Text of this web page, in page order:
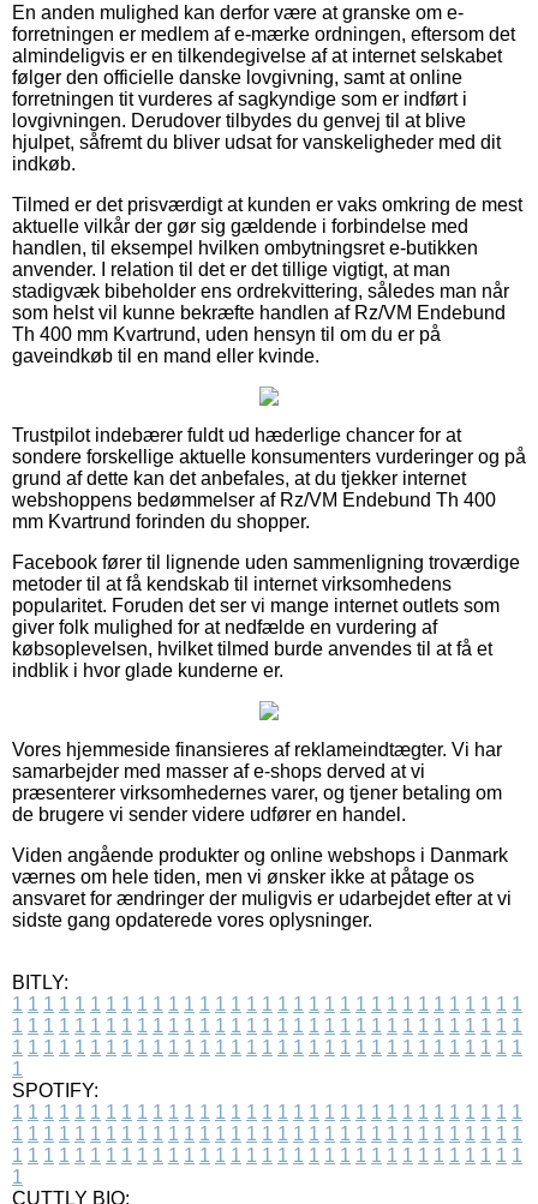
En anden mulighed kan derfor være at granske om e-
forretningen er medlem af e-mærke ordningen, eftersom det
almindeligvis er en tilkendegivelse af at internet selskabet
følger den officielle danske lovgivning, samt at online
forretningen tit vurderes af sagkyndige som er indført i
lovgivningen. Derudover tilbydes du genvej til at blive
hjulpet, såfremt du bliver udsat for vanskeligheder med dit
indkøb.
Tilmed er det prisværdigt at kunden er vaks omkring de mest
aktuelle vilkår der gør sig gældende i forbindelse med
handlen, til eksempel hvilken ombytningsret e-butikken
anvender. I relation til det er det tillige vigtigt, at man
stadigvæk bibeholder ens ordrekvittering, således man når
som helst vil kunne bekræfte handlen af Rz/VM Endebund
Th 400 mm Kvartrund, uden hensyn til om du er på
gaveindkøb til en mand eller kvinde.
Trustpilot indebærer fuldt ud hæderlige chancer for at
sondere forskellige aktuelle konsumenters vurderinger og på
grund af dette kan det anbefales, at du tjekker internet
webshoppens bedømmelser af Rz/VM Endebund Th 400
mm Kvartrund forinden du shopper.
Facebook fører til lignende uden sammenligning troværdige
metoder til at få kendskab til internet virksomhedens
popularitet. Foruden det ser vi mange internet outlets som
giver folk mulighed for at nedfælde en vurdering af
købsoplevelsen, hvilket tilmed burde anvendes til at få et
indblik i hvor glade kunderne er.
Vores hjemmeside finansieres af reklameindtægter. Vi har
samarbejder med masser af e-shops derved at vi
præsenterer virksomhedernes varer, og tjener betaling om
de brugere vi sender videre udfører en handel.
Viden angående produkter og online webshops i Danmark
værnes om hele tiden, men vi ønsker ikke at påtage os
ansvaret for ændringer der muligvis er udarbejdet efter at vi
sidste gang opdaterede vores oplysninger.
BITLY:
1 1 1 1 1 1 1 1 1 1 1 1 1 1 1 1 1 1 1 1 1 1 1 1 1 1 1 1 1 1 1 1 1
1 1 1 1 1 1 1 1 1 1 1 1 1 1 1 1 1 1 1 1 1 1 1 1 1 1 1 1 1 1 1 1 1
1 1 1 1 1 1 1 1 1 1 1 1 1 1 1 1 1 1 1 1 1 1 1 1 1 1 1 1 1 1 1 1 1
1
SPOTIFY:
1 1 1 1 1 1 1 1 1 1 1 1 1 1 1 1 1 1 1 1 1 1 1 1 1 1 1 1 1 1 1 1 1
1 1 1 1 1 1 1 1 1 1 1 1 1 1 1 1 1 1 1 1 1 1 1 1 1 1 1 1 1 1 1 1 1
1 1 1 1 1 1 1 1 1 1 1 1 1 1 1 1 1 1 1 1 1 1 1 1 1 1 1 1 1 1 1 1 1
1
CUTTLY BIO: